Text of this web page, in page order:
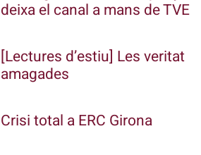
deixa el canal a mans de TVE
[Lectures d’estiu] Les veritat
amagades
Crisi total a ERC Girona